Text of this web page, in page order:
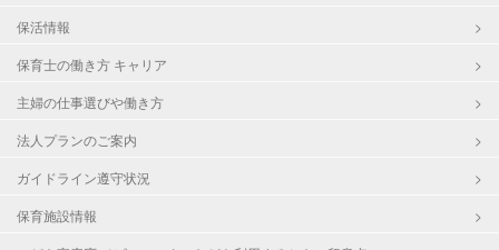
保活情報
保育士の働き方 キャリア
主婦の仕事選びや働き方
法人プランのご案内
ガイドライン遵守状況
保育施設情報